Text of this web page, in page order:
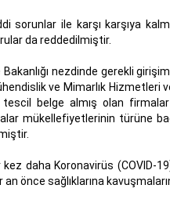
sorunlar ile karşı karşıya
da reddedilmiştir.
nezdinde gerekli
ve Mimarlık Hizmetleri
tescil belge almış olan
mükellefiyetlerinin türüne
daha Koronavirüs (COVID-
önce sağlıklarına